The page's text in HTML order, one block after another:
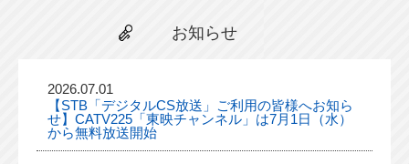
お知らせ
2026.07.01
【STB「デジタルCS放送」ご利用の皆様へお知ら
せ】CATV225「東映チャンネル」は7月1日（水）
から無料放送開始